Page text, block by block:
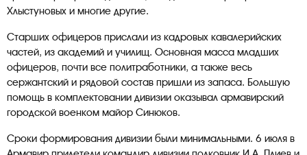
Хлыстуновых и многие другие.
Старших офицеров прислали из кадровых кавалерийских
частей, из академий и училищ. Основная масса младших
офицеров, почти все политработники, а также весь
сержантский и рядовой состав пришли из запаса. Большую
помощь в комплектовании дивизии оказывал армавирский
городской военком майор Синюков.
Сроки формирования дивизии были минимальными. 6 июля в